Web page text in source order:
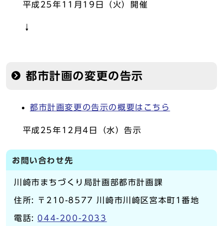
平成25年11月19日（火）開催
↓
都市計画の変更の告示
都市計画変更の告示の概要はこちら
平成25年12月4日（水）告示
お問い合わせ先
川崎市まちづくり局計画部都市計画課
住所: 〒210-8577 川崎市川崎区宮本町1番地
電話: 044-200-2033